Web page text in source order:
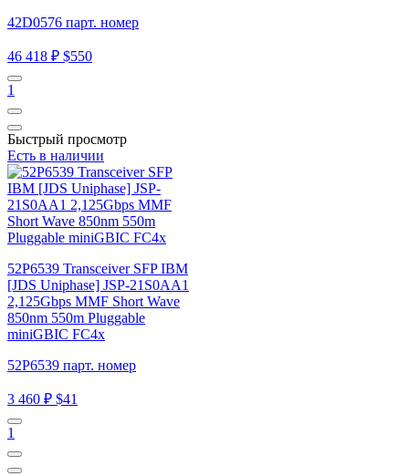
42D0576 парт. номер
46 418 ₽ $550
1
Быстрый просмотр
Есть в наличии
52P6539 Transceiver SFP IBM
[JDS Uniphase] JSP-21S0AA1
2,125Gbps MMF Short Wave
850nm 550m Pluggable
miniGBIC FC4x
52P6539 парт. номер
3 460 ₽ $41
1